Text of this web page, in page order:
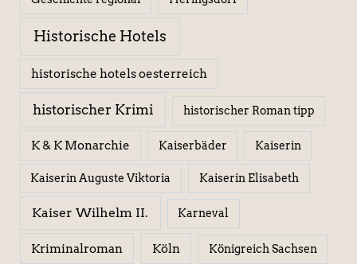
Historische Hotels
historische hotels oesterreich
historischer Krimi historischer Roman tipp
K & K Monarchie Kaiserbäder Kaiserin
Kaiserin Auguste Viktoria Kaiserin Elisabeth
Kaiser Wilhelm II. Karneval
Kriminalroman Köln Königreich Sachsen